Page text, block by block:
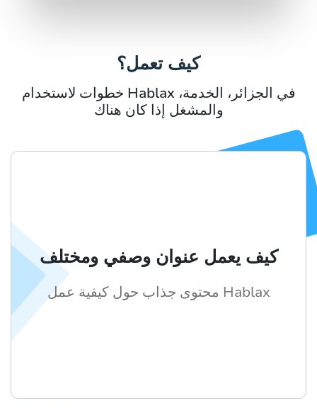
كيف تعمل؟
خطوات لاستخدام Hablax في الجزائر، الخدمة،
والمشغل إذا كان هناك
كيف يعمل عنوان وصفي ومختلف
محتوى جذاب حول كيفية عمل Hablax